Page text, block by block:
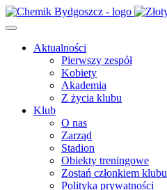
Aktualności
Pierwszy zespół
Kobiety
Akademia
Z życia klubu
Klub
O nas
Zarząd
Stadion
Obiekty treningowe
Zostań członkiem klubu
Polityka prywatności